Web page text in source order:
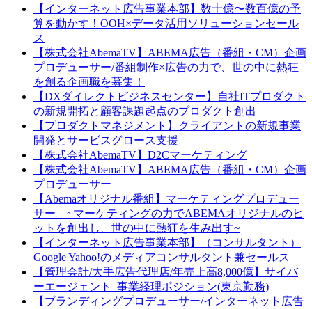
【インターネット広告事業本部】数十億〜数百億の予
算を動かす！OOH×データ活用ソリューションセール
ス
【株式会社AbemaTV】ABEMA広告（番組・CM）企画
プロデューサー/番組制作×広告の力で、世の中に熱狂
を創る企画職を募集！
【DXダイレクトビジネスセンター】自社ITプロダクト
の新規開拓と顧客課題起点のプロダクト創出
【プロダクトマネジメント】クライアントの新規事業
開発とサービスグロース支援
【株式会社AbemaTV】D2Cマーケティング
【株式会社AbemaTV】ABEMA広告（番組・CM）企画
プロデューサー
【Abemaオリジナル番組】マーケティングプロデュー
サー ~マーケティングの力でABEMAオリジナルのヒ
ットを創出し、世の中に熱狂を生み出す~
【インターネット広告事業本部】（コンサルタント）
Google Yahoo!のメディアコンサルタント兼セールス
【管理会計/大手広告代理店/年売上高8,000億】サイバ
ーエージェント_事業経理ポジション(東京勤務)
【ブランディングプロデューサー/インターネット広告